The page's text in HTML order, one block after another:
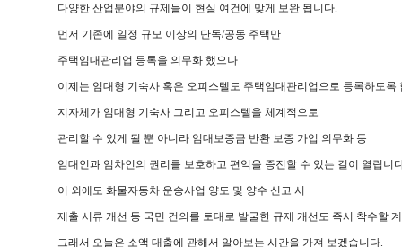
다양한 산업분야의 규제들이 현실 여건에 맞게 보완 됩니다.
먼저 기존에 일정 규모 이상의 단독/공동 주택만
주택임대관리업 등록을 의무화 했으나
이제는 임대형 기숙사 혹은 오피스텔도 주택임대관리업으로 등록하도록
지자체가 임대형 기숙사 그리고 오피스텔을 체계적으로
관리할 수 있게 될 뿐 아니라 임대보증금 반환 보증 가입 의무화 등
임대인과 임차인의 권리를 보호하고 편익을 증진할 수 있는 길이 열립니
이 외에도 화물자동차 운송사업 양도 및 양수 신고 시
제출 서류 개선 등 국민 건의를 토대로 발굴한 규제 개선도 즉시 착수할
그래서 오늘은 소액 대출에 관해서 알아보는 시간을 가져 보겠습니다.